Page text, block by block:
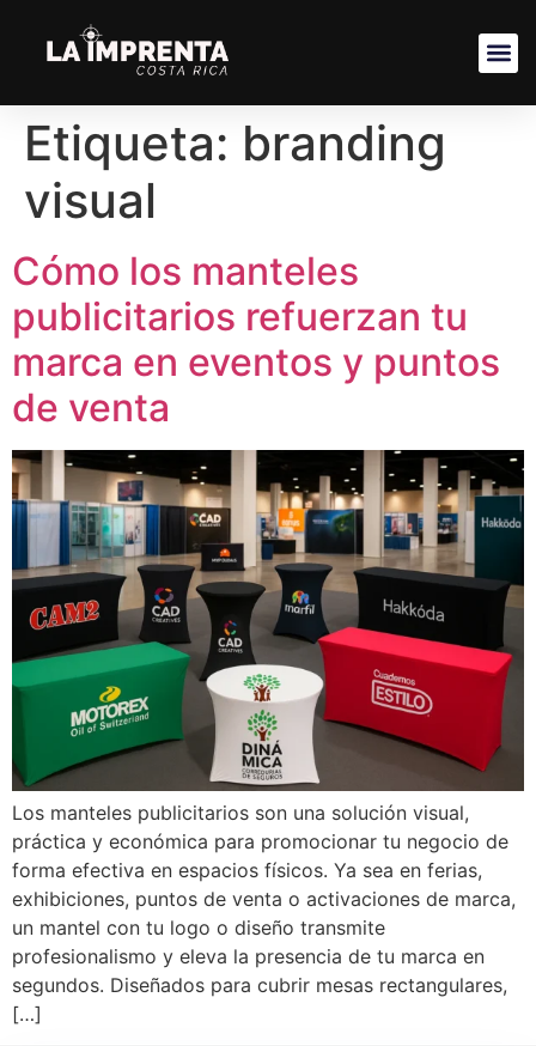
Etiqueta: branding
visual
Cómo los manteles
publicitarios refuerzan tu
marca en eventos y puntos
de venta
Los manteles publicitarios son una solución visual,
práctica y económica para promocionar tu negocio de
forma efectiva en espacios físicos. Ya sea en ferias,
exhibiciones, puntos de venta o activaciones de marca,
un mantel con tu logo o diseño transmite
profesionalismo y eleva la presencia de tu marca en
segundos. Diseñados para cubrir mesas rectangulares,
[…]